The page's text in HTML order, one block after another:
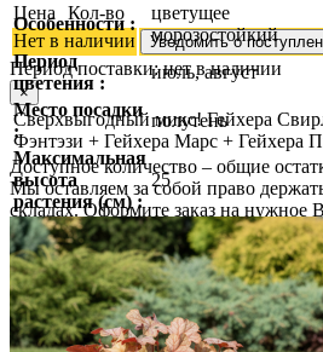
Особенности :
цветущее
морозостойкий
Период
цветения :
июль, август
Место посадки
:
полутень
Максимальная
высота
растения (см) :
25
Цена Кол-во
Нет в наличии
Уведомить о
Период поставки:нет в наличии
×
Сверхвыгодный микс! Гейхера
Фэнтэзи + Гейхера Марс + Гейхера
Доступное количество – общие
Мы оставляем за собой право
складах. Оформите заказ на нужное
имеющегося, и оно будет в Вашем
самовывоза.
Если Вы планируете приехать и
наличие у наших менеджеров по
почте.
Купить